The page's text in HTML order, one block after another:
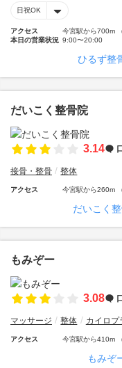
日祝OK
アクセス
今宮駅から700m
本日の営業状況 9:00〜20:00
ひるず整
だいこく整骨院
3.14
接骨・整骨 整体
アクセス 今宮駅から260m
だいこく
もみぞー
3.08
マッサージ 整体 カイロプ
アクセス 今宮駅から410m
もみぞ